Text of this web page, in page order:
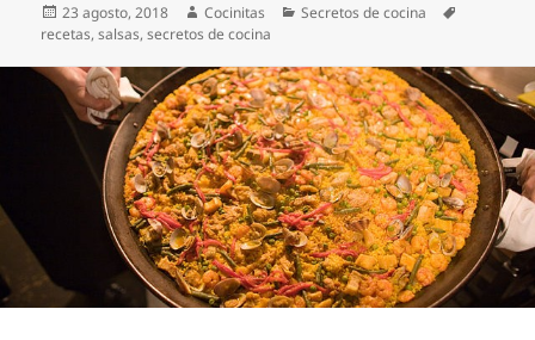
Publicado
el
23 agosto, 2018 Autor
Cocinitas Categorías
Secretos de cocina
recetas,salsas,secretos de cocina